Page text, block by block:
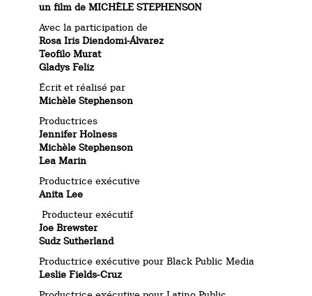
un film deMICHÈLE STEPHENSON
Avec la participation de
Rosa Iris Diendomi-Álvarez
Teofilo Murat
Gladys Feliz
Écrit et réalisé par
Michèle Stephenson
Productrices
Jennifer Holness
Michèle Stephenson
Lea Marin
Productrice exécutive
Anita Lee
Producteur exécutif
Joe Brewster
Sudz Sutherland
Productrice exécutive pour Black Public Media
Leslie Fields-Cruz